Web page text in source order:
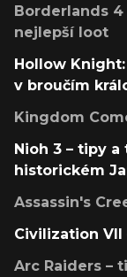
Borderlands
nejlepší loot
Hollow
v broučím
Kingdom
Nioh 3 – tipy
historickém
Assassin's
Civilization
Arc Raiders –